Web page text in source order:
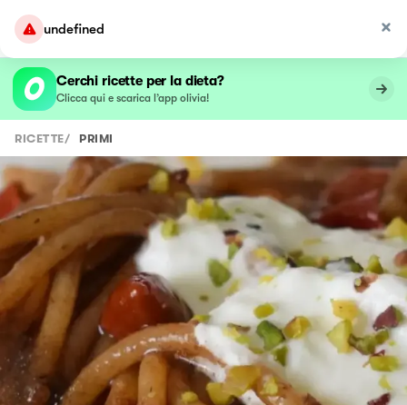
undefined
Cerchi ricette per la dieta?
Clicca qui e scarica l’app olivia!
RICETTE/ PRIMI